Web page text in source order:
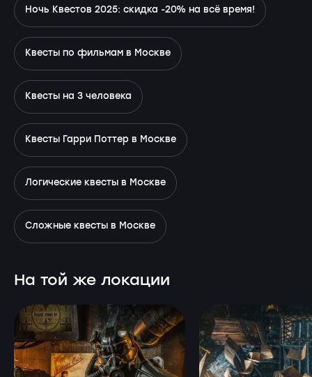
Ночь Квестов 2025: скидка -20% на всё время!
Квесты по фильмам в Москве
Квесты на 3 человека
Квесты Гарри Поттер в Москве
Логические квесты в Москве
Сложные квесты в Москве
На той же локации